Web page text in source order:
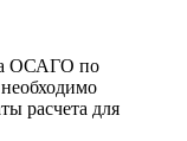
ОСАГО по
расчета для